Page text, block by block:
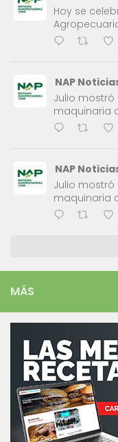
Hoy se
NAP
Julio
maquinaria
NAP
Julio
maquinaria
MÁS